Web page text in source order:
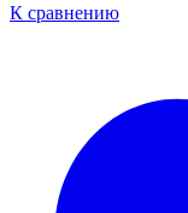
К сравнению